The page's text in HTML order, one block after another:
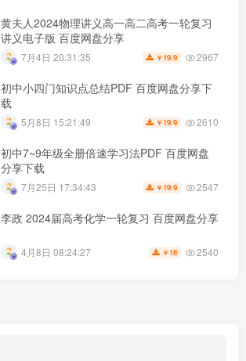
黄夫人2024物理讲义高一高二高考一轮复习
讲义电子版 百度网盘分享
7月4日 20:31:35 ￥ 19.9 2967
初中小四门知识点总结PDF 百度网盘分享下
载
5月8日 15:21:49 ￥ 19.9 2610
初中7~9年级全册倍速学习法PDF 百度网盘
分享下载
7月25日 17:34:43 ￥ 19.9 2547
李政 2024届高考化学一轮复习 百度网盘分享
4月8日 08:24:27 ￥ 18 2540